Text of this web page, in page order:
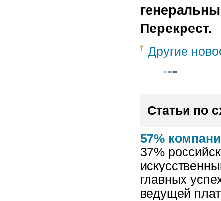
Перекрест.
Другие
Статьи по
57%
37%
главных
ведущей